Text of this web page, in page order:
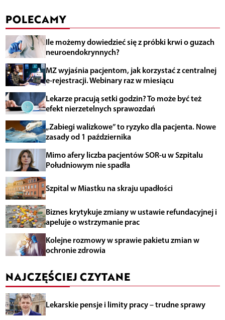
POLECAMY
Ile możemy dowiedzieć się z próbki krwi o guzach
neuroendokrynnych?
MZ wyjaśnia pacjentom, jak korzystać z centralnej
e-rejestracji. Webinary raz w miesiącu
Lekarze pracują setki godzin? To może być też
efekt nierzetelnych sprawozdań
„Zabiegi walizkowe” to ryzyko dla pacjenta. Nowe
zasady od 1 października
Mimo afery liczba pacjentów SOR-u w Szpitalu
Południowym nie spadła
Szpital w Miastku na skraju upadłości
Biznes krytykuje zmiany w ustawie refundacyjnej i
apeluje o wstrzymanie prac
Kolejne rozmowy w sprawie pakietu zmian w
ochronie zdrowia
NAJCZĘŚCIEJ CZYTANE
Lekarskie pensje i limity pracy – trudne sprawy